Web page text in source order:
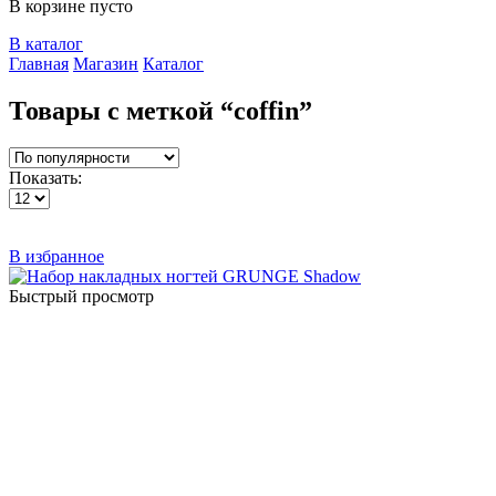
В корзине пусто
В каталог
Главная Магазин Каталог
Товары с меткой “coffin”
Показать:
В избранное
Быстрый просмотр